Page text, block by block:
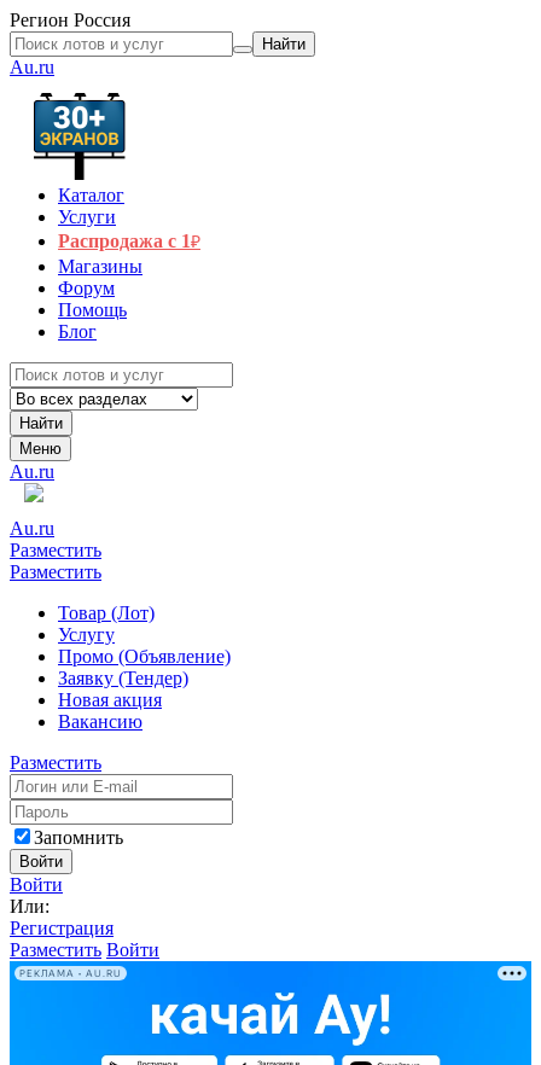
Регион Россия
Найти
Au.ru
Каталог
Услуги
Распродажа с 1₽
Магазины
Форум
Помощь
Блог
Найти
Меню
Au.ru
Au.ru
Разместить
Разместить
Товар (Лот)
Услугу
Промо (Объявление)
Заявку (Тендер)
Новая акция
Вакансию
Разместить
Запомнить
Войти
Войти
Или:
Регистрация
Разместить Войти
РЕКЛАМА • AU.RU